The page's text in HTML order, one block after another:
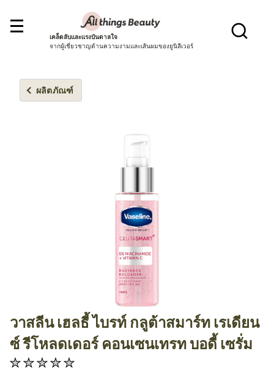
เคล็ดลับและแรงบันดาลใจ
จากผู้เชี่ยวชาญด้านความงามและเส้นผมของยูนิลีเวอร์
ผลิตภัณฑ์
วาสลีน เฮลธี้ ไบรท์ กลูต้าสมาร์ท เรเดียน
ซ์ รีโหลดเดอร์ คอนเซนเทรท บอดี้ เซรั่ม
ไม่มี